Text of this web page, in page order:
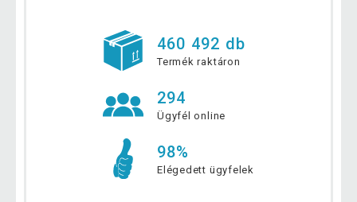
460 492 db
Termék raktáron
294
Ügyfél online
98%
Elégedett ügyfelek